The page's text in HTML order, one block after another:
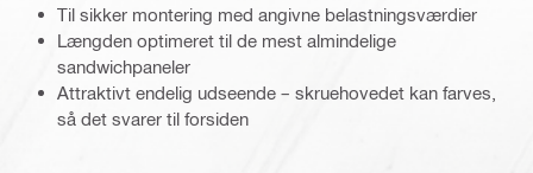
Til sikker montering med angivne belastningsværdier
Længden optimeret til de mest almindelige
sandwichpaneler
Attraktivt endelig udseende – skruehovedet kan farves,
så det svarer til forsiden